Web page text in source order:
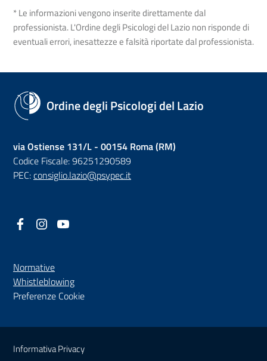
* Le informazioni vengono inserite direttamente dal
professionista. L'Ordine degli Psicologi del Lazio non risponde di
eventuali errori, inesattezze e falsità riportate dal professionista.
Ordine degli Psicologi del Lazio
via Ostiense 131/L - 00154 Roma (RM)
Codice Fiscale: 96251290589
PEC:consiglio.lazio@psypec.it
Facebook
(nuova scheda - new tab)
Instagram
(nuova scheda - new tab)
Normative
Whistleblowing(nuova scheda - new tab)
Preferenze Cookie
Sezione Link Utili
Informativa Privacy